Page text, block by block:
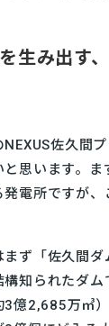
生み出す
佐久間
思います。ま
電所ですが、
ず「佐久間ダ
知られたダ
3億2,685万㎥